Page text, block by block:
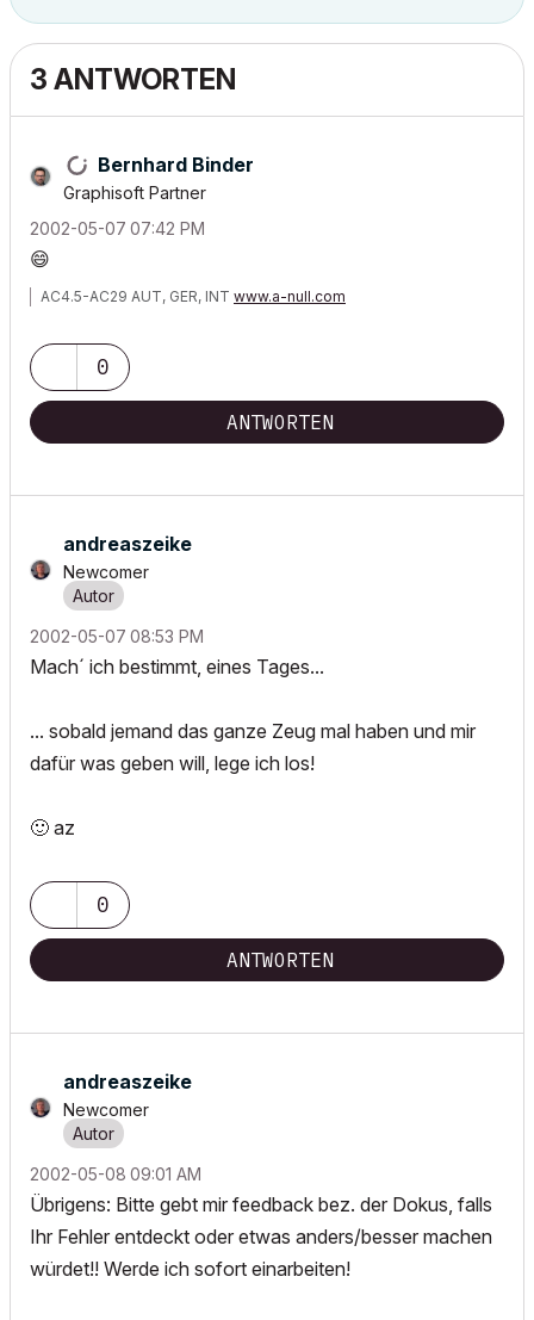
3 ANTWORTEN
Bernhard Binder
Graphisoft Partner
‎2002-05-07 07:42 PM
😄
AC4.5-AC29 AUT, GER, INT www.a-null.com
0
ANTWORTEN
andreaszeike
Newcomer
‎2002-05-07 08:53 PM
Mach´ ich bestimmt, eines Tages...
... sobald jemand das ganze Zeug mal haben und mir
dafür was geben will, lege ich los!
🙂 az
0
ANTWORTEN
andreaszeike
Newcomer
‎2002-05-08 09:01 AM
Übrigens: Bitte gebt mir feedback bez. der Dokus, falls
Ihr Fehler entdeckt oder etwas anders/besser machen
würdet!! Werde ich sofort einarbeiten!